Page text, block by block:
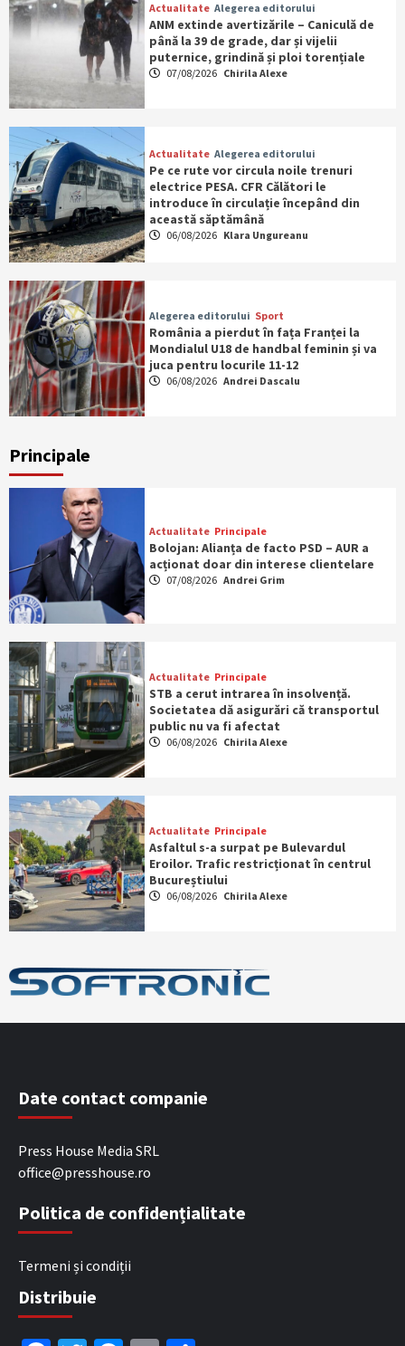
Actualitate Alegerea editorului
ANM extinde avertizările – Caniculă de
până la 39 de grade, dar și vijelii
puternice, grindină și ploi torențiale
07/08/2026 Chirila Alexe
Actualitate Alegerea editorului
Pe ce rute vor circula noile trenuri
electrice PESA. CFR Călători le
introduce în circulație începând din
această săptămână
06/08/2026 Klara Ungureanu
Alegerea editorului Sport
România a pierdut în fața Franței la
Mondialul U18 de handbal feminin și va
juca pentru locurile 11-12
06/08/2026 Andrei Dascalu
Principale
Actualitate Principale
Bolojan: Alianța de facto PSD – AUR a
acționat doar din interese clientelare
07/08/2026 Andrei Grim
Actualitate Principale
STB a cerut intrarea în insolvență.
Societatea dă asigurări că transportul
public nu va fi afectat
06/08/2026 Chirila Alexe
Actualitate Principale
Asfaltul s-a surpat pe Bulevardul
Eroilor. Trafic restricționat în centrul
Bucureștiului
06/08/2026 Chirila Alexe
Date contact companie
Press House Media SRL
office@presshouse.ro
Politica de confidențialitate
Termeni și condiții
Distribuie